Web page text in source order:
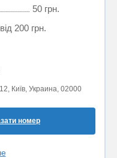
50 грн.
від 200 грн.
Київ, Украина, 02000
номер